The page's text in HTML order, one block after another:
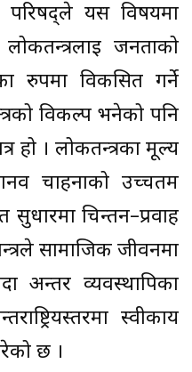
परिषद्ले यस विषयमा
जनताको
रुपमा विकसित गर्ने
विकल्प भनेको पनि
हो । लोकतन्त्रका मूल्य
चाहनाको उच्चतम
सुधारमा चिन्तन–प्रवाह
सामाजिक जीवनमा
अन्तर व्यवस्थापिका
स्वीकार्य
छ ।